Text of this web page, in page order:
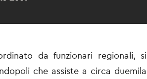
da funzionari regionali, si
che assiste a circa duemila